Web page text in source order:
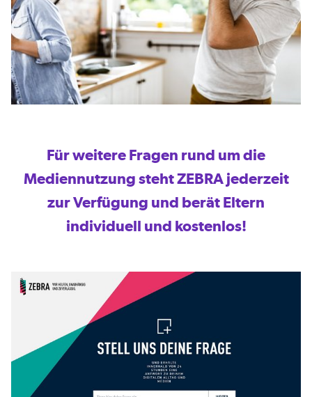
Für weitere Fragen rund um die
Mediennutzung steht ZEBRA jederzeit
zur Verfügung und berät Eltern
individuell und kostenlos!